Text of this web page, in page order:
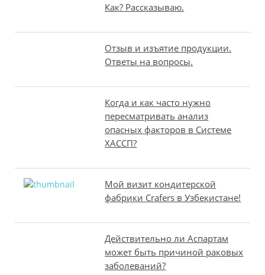
Как? Рассказываю.
Отзыв и изъятие продукции.
Ответы на вопросы.
Когда и как часто нужно
пересматривать анализ
опасных факторов в Системе
ХАССП?
Мой визит кондитерской
фабрики Crafers в Узбекистане!
Действительно ли Аспартам
может быть причиной раковых
заболеваний?